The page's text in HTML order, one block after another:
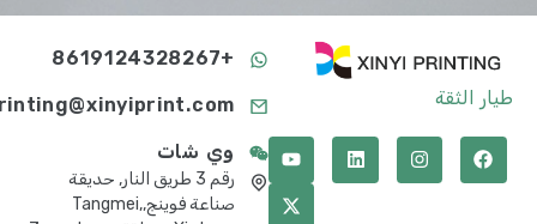
طيار الثقة printing@xinyiprint.com
وي شات
رقم 3 طريق النار, حديقة
صناعة فوينج,Tangmei,